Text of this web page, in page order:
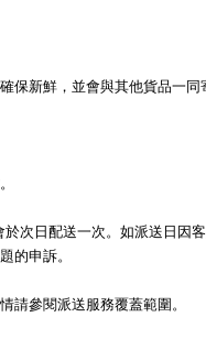
新鮮，並會與其他貨品一同
次日配送一次。如派送日因
的申訴。
請參閱派送服務覆蓋範圍。